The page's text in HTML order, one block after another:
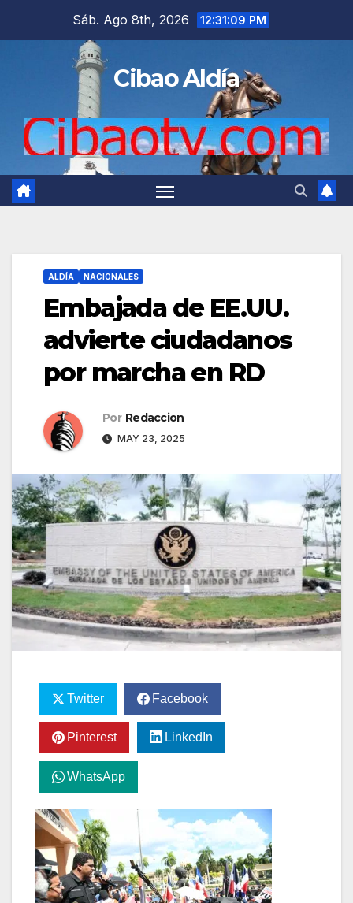
Sáb. Ago 8th, 2026 12:31:10 PM
Cibao Aldía
ALDÍA NACIONALES
Embajada de EE.UU.
advierte ciudadanos
por marcha en RD
Por Redaccion
MAY 23, 2025
Twitter Facebook
Pinterest LinkedIn
WhatsApp